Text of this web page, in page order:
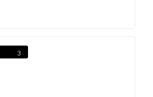
необходимый для
3